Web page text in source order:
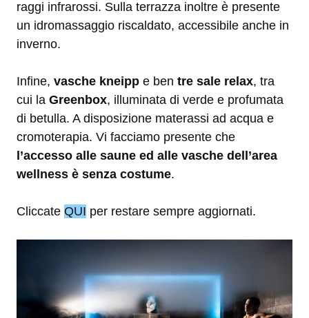
raggi infrarossi. Sulla terrazza inoltre è presente
un idromassaggio riscaldato, accessibile anche in
inverno.
Infine, vasche kneipp e ben tre sale relax, tra
cui la Greenbox, illuminata di verde e profumata
di betulla. A disposizione materassi ad acqua e
cromoterapia. Vi facciamo presente che
l’accesso alle saune ed alle vasche dell’area
wellness è senza costume.
Cliccate QUI per restare sempre aggiornati.